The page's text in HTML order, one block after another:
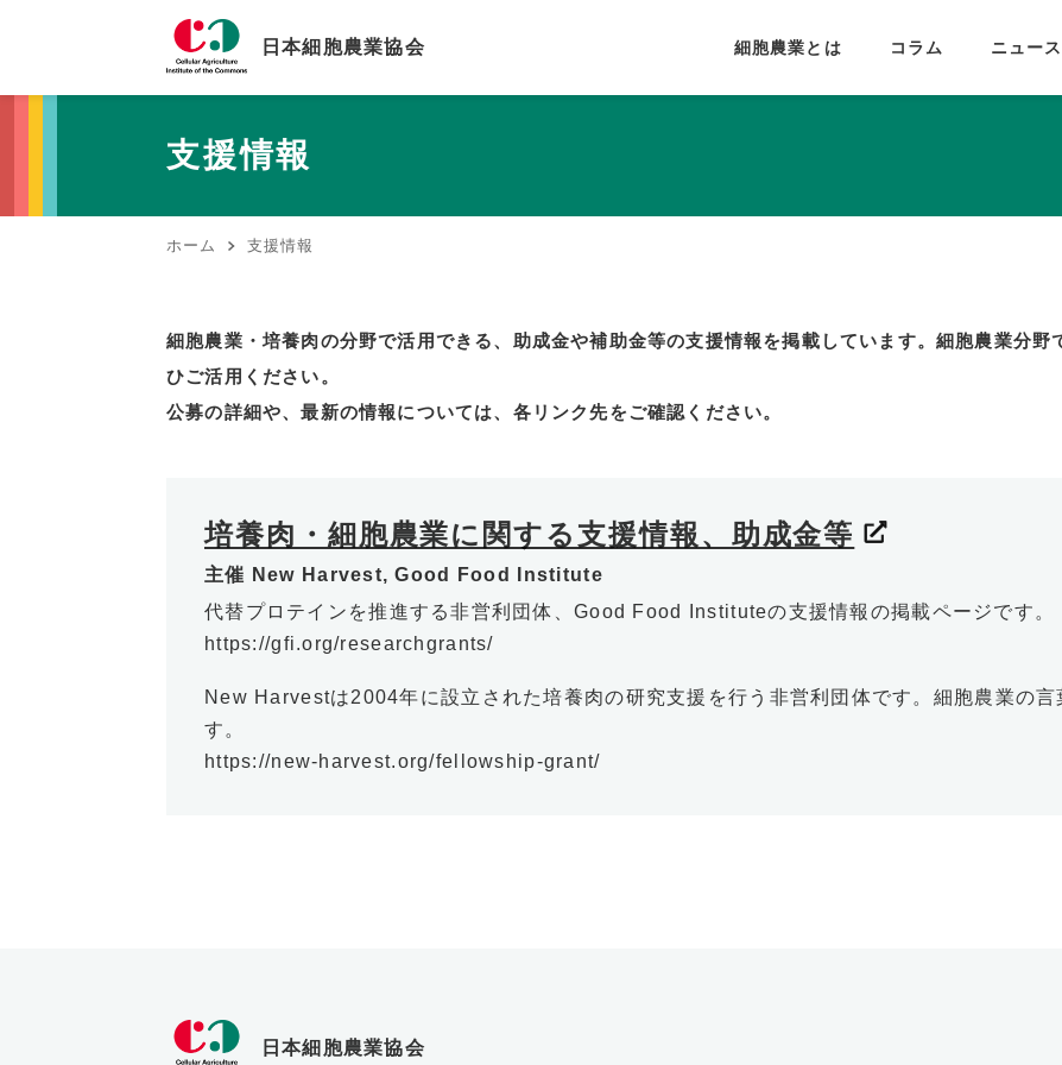
日本細胞農業協会 細胞農業とは コラム ニュー
支援情報
ホーム 支援情報
細胞農業・培養肉の分野で活用できる、助成金や補助金等の支援情報を掲載しています。細胞農業分
ひご活用ください。
公募の詳細や、最新の情報については、各リンク先をご確認ください。
培養肉・細胞農業に関する支援情報、助成金等
主催 New Harvest, Good Food Institute
代替プロテインを推進する非営利団体、Good Food Instituteの支援情報の掲載ページです。
https://gfi.org/researchgrants/
New Harvestは2004年に設立された培養肉の研究支援を行う非営利団体です。細胞農業の言
す。
https://new-harvest.org/fellowship-grant/
日本細胞農業協会